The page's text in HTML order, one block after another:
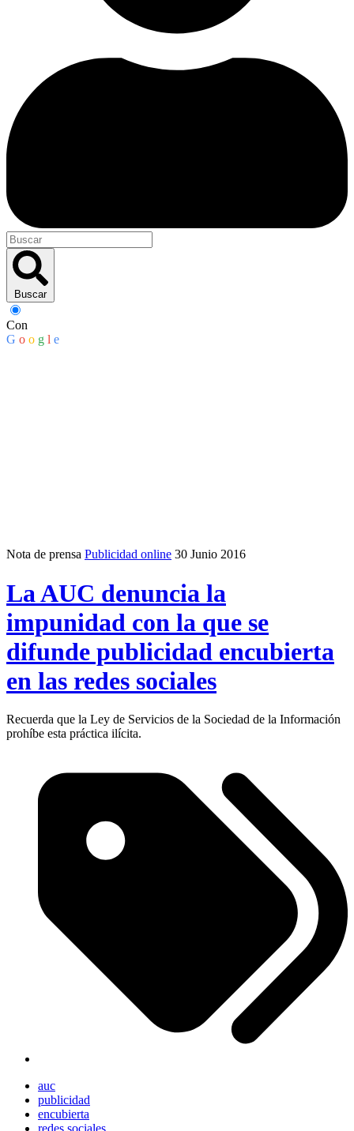
Buscar
Con
G o o g l e
Nota de prensa Publicidad online 30 Junio 2016
La AUC denuncia la
impunidad con la que se
difunde publicidad encubierta
en las redes sociales
Recuerda que la Ley de Servicios de la Sociedad de la Información
prohíbe esta práctica ilícita.
auc
publicidad
encubierta
redes sociales